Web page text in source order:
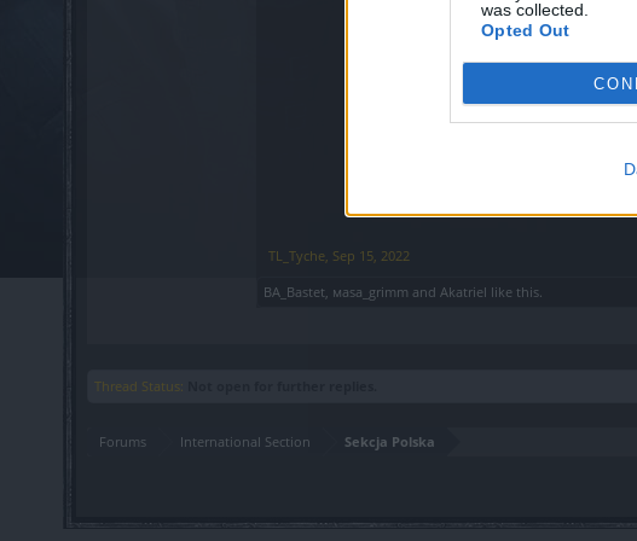
was collected.
Opted Out
TL_Tyche, Sep 15, 2022
BA_Bastet, мasa_grimm and Akatriel like this.
Thread Status:
Forums International Section Sekcja Polska